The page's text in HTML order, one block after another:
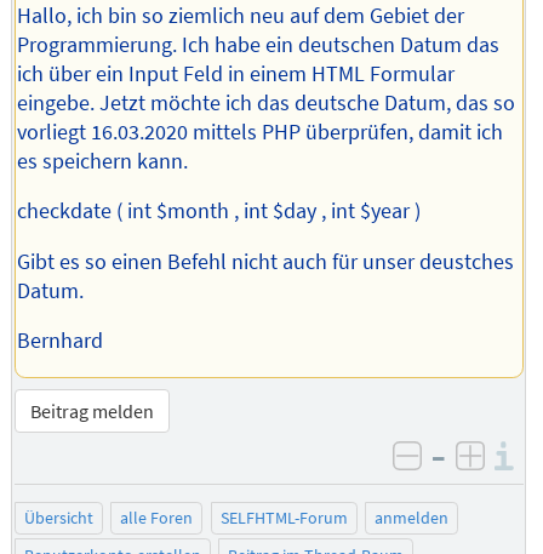
Hallo, ich bin so ziemlich neu auf dem Gebiet der
Programmierung. Ich habe ein deutschen Datum das
ich über ein Input Feld in einem HTML Formular
eingebe. Jetzt möchte ich das deutsche Datum, das so
vorliegt 16.03.2020 mittels PHP überprüfen, damit ich
es speichern kann.
checkdate ( int $month , int $day , int $year )
Gibt es so einen Befehl nicht auch für unser deustches
Datum.
Bernhard
Beitrag melden
negativ
–
Übersicht alle Foren SELFHTML-Forum
anmelden